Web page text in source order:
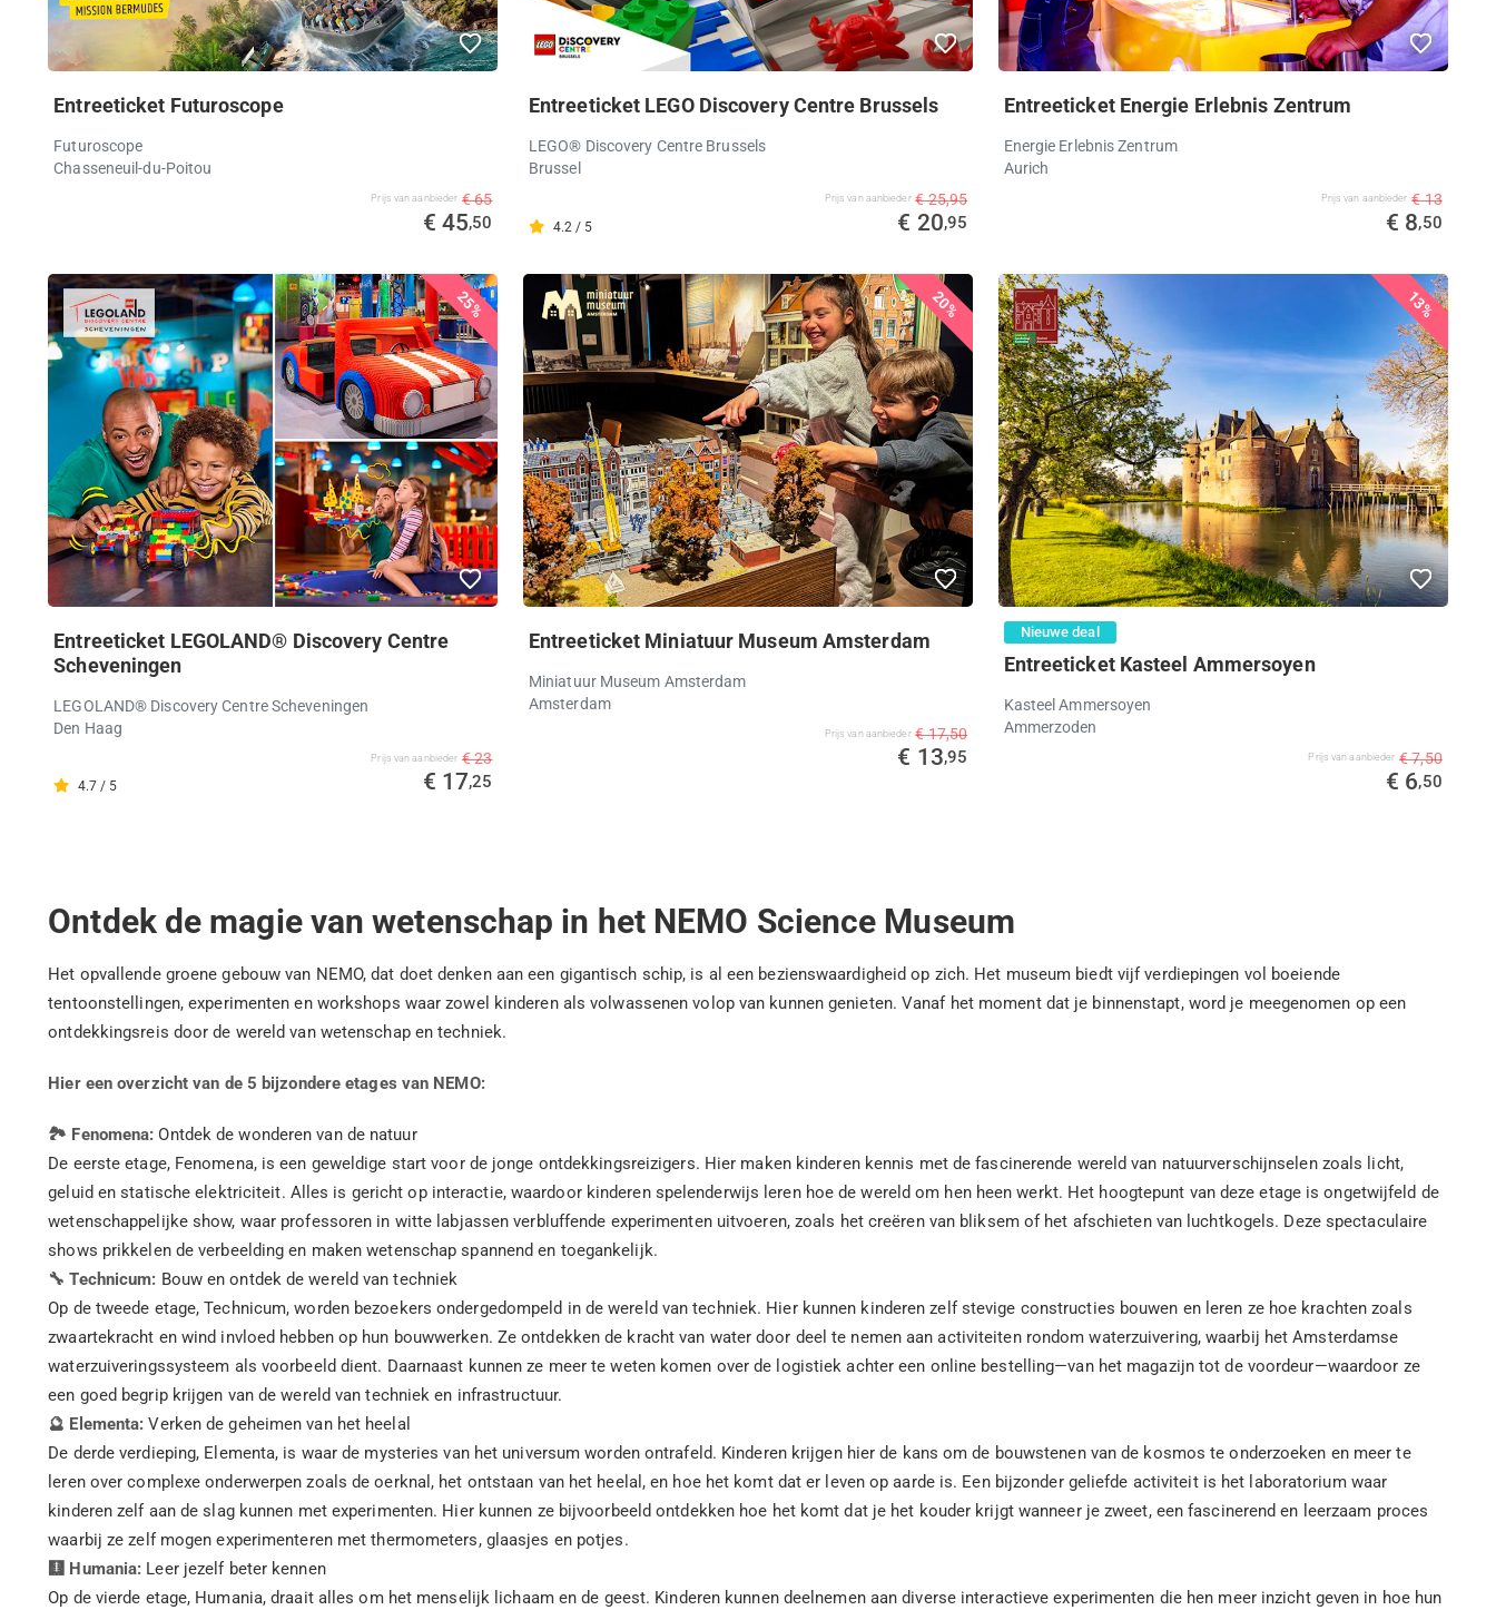
Entreeticket Futuroscope
Futuroscope
Chasseneuil-du-Poitou
Prijs van aanbieder € 65
€ 45,50
Entreeticket LEGO Discovery Centre Brussels
LEGO® Discovery Centre Brussels
Brussel
4.2 / 5
Prijs van aanbieder € 25,95
€ 20,95
Entreeticket Energie Erlebnis Zentrum
Energie Erlebnis Zentrum
Aurich
Prijs van aanbieder € 13
€ 8,50
25%
Entreeticket LEGOLAND® Discovery Centre
Scheveningen
LEGOLAND® Discovery Centre Scheveningen
Den Haag
4.7 / 5
Prijs van aanbieder € 23
€ 17,25
20%
Entreeticket Miniatuur Museum Amsterdam
Miniatuur Museum Amsterdam
Amsterdam
Prijs van aanbieder € 17,50
€ 13,95
13%
Nieuwe deal
Entreeticket Kasteel Ammersoyen
Kasteel Ammersoyen
Ammerzoden
Prijs van aanbieder € 7,50
€ 6,50
Ontdek de magie van wetenschap in het NEMO Science Museum
Het opvallende groene gebouw van NEMO, dat doet denken aan een gigantisch schip, is al een bezienswaardigheid op zich. Het museum biedt vijf verdiepingen vol boeiende
tentoonstellingen, experimenten en workshops waar zowel kinderen als volwassenen volop van kunnen genieten. Vanaf het moment dat je binnenstapt, word je meegenomen op een
ontdekkingsreis door de wereld van wetenschap en techniek.
Hier een overzicht van de 5 bijzondere etages van NEMO:
🏞️ Fenomena:Ontdek de wonderen van de natuur
De eerste etage, Fenomena, is een geweldige start voor de jonge ontdekkingsreizigers. Hier maken kinderen kennis met de fascinerende wereld van natuurverschijnselen zoals licht,
geluid en statische elektriciteit. Alles is gericht op interactie, waardoor kinderen spelenderwijs leren hoe de wereld om hen heen werkt. Het hoogtepunt van deze etage is ongetwijfeld de
wetenschappelijke show, waar professoren in witte labjassen verbluffende experimenten uitvoeren, zoals het creëren van bliksem of het afschieten van luchtkogels. Deze spectaculaire
shows prikkelen de verbeelding en maken wetenschap spannend en toegankelijk.
🔧 Technicum: Bouw en ontdek de wereld van techniek
Op de tweede etage, Technicum, worden bezoekers ondergedompeld in de wereld van techniek. Hier kunnen kinderen zelf stevige constructies bouwen en leren ze hoe krachten zoals
zwaartekracht en wind invloed hebben op hun bouwwerken. Ze ontdekken de kracht van water door deel te nemen aan activiteiten rondom waterzuivering, waarbij het Amsterdamse
waterzuiveringssysteem als voorbeeld dient. Daarnaast kunnen ze meer te weten komen over de logistiek achter een online bestelling—van het magazijn tot de voordeur—waardoor ze
een goed begrip krijgen van de wereld van techniek en infrastructuur.
🔮 Elementa:Verken de geheimen van het heelal
De derde verdieping, Elementa, is waar de mysteries van het universum worden ontrafeld. Kinderen krijgen hier de kans om de bouwstenen van de kosmos te onderzoeken en meer te
leren over complexe onderwerpen zoals de oerknal, het ontstaan van het heelal, en hoe het komt dat er leven op aarde is. Een bijzonder geliefde activiteit is het laboratorium waar
kinderen zelf aan de slag kunnen met experimenten. Hier kunnen ze bijvoorbeeld ontdekken hoe het komt dat je het kouder krijgt wanneer je zweet, een fascinerend en leerzaam proces
waarbij ze zelf mogen experimenteren met thermometers, glaasjes en potjes.
🩻 Humania: Leer jezelf beter kennen
Op de vierde etage, Humania, draait alles om het menselijk lichaam en de geest. Kinderen kunnen deelnemen aan diverse interactieve experimenten die hen meer inzicht geven in hoe hun